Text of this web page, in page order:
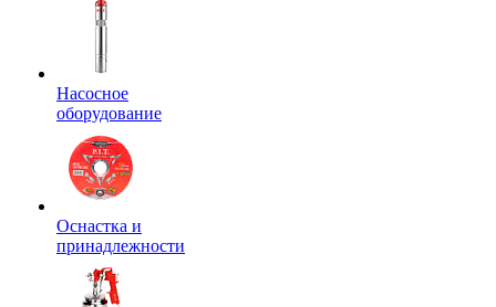
Насосное
оборудование
Оснастка и
принадлежности